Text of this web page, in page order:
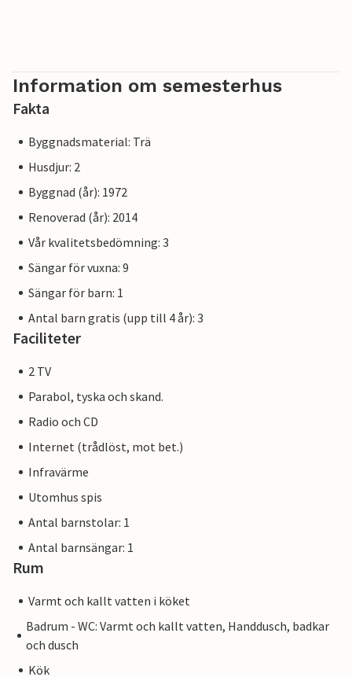
Information om semesterhus
Fakta
Byggnadsmaterial: Trä
Husdjur: 2
Byggnad (år): 1972
Renoverad (år): 2014
Vår kvalitetsbedömning: 3
Sängar för vuxna: 9
Sängar för barn: 1
Antal barn gratis (upp till 4 år): 3
Faciliteter
2 TV
Parabol, tyska och skand.
Radio och CD
Internet (trådlöst, mot bet.)
Infravärme
Utomhus spis
Antal barnstolar: 1
Antal barnsängar: 1
Rum
Varmt och kallt vatten i köket
Badrum - WC: Varmt och kallt vatten, Handdusch, badkar
och dusch
Kök